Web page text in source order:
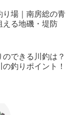
り場｜南房総の青
える地磯・堤防
できる川釣は？
の釣りポイント！